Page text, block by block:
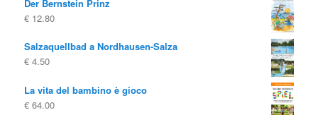
Der Bernstein Prinz
€ 12.80
Salzaquellbad a Nordhausen-Salza
€ 4.50
La vita del bambino è gioco
€ 64.00